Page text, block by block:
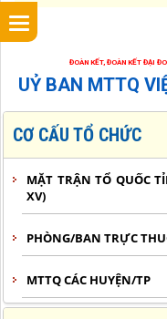
ĐOÀN KẾT, ĐOÀN KẾT ĐẠI
UỶ BAN MTTQ
CƠ CẤU TỔ CHỨC
MẶT TRẬN TỔ QUỐC
XV)
PHÒNG/BAN TRỰC
MTTQ CÁC HUYỆN/TP